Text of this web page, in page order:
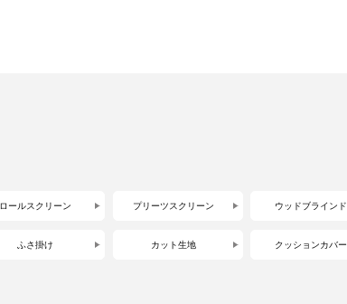
ロールスクリーン プリーツスクリーン ウッドブラインド
ふさ掛け カット生地 クッションカバー